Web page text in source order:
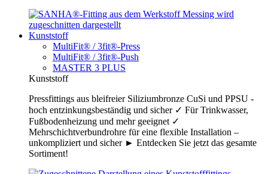
Kunststoff
MultiFit® / 3fit®-Press
MultiFit® / 3fit®-Push
MASTER 3 PLUS
Kunststoff
Pressfittings aus bleifreier Siliziumbronze CuSi und PPSU -
hoch entzinkungsbeständig und sicher ✓ Für Trinkwasser,
Fußbodenheizung und mehr geeignet ✓
Mehrschichtverbundrohre für eine flexible Installation –
unkompliziert und sicher ► Entdecken Sie jetzt das gesamte
Sortiment!